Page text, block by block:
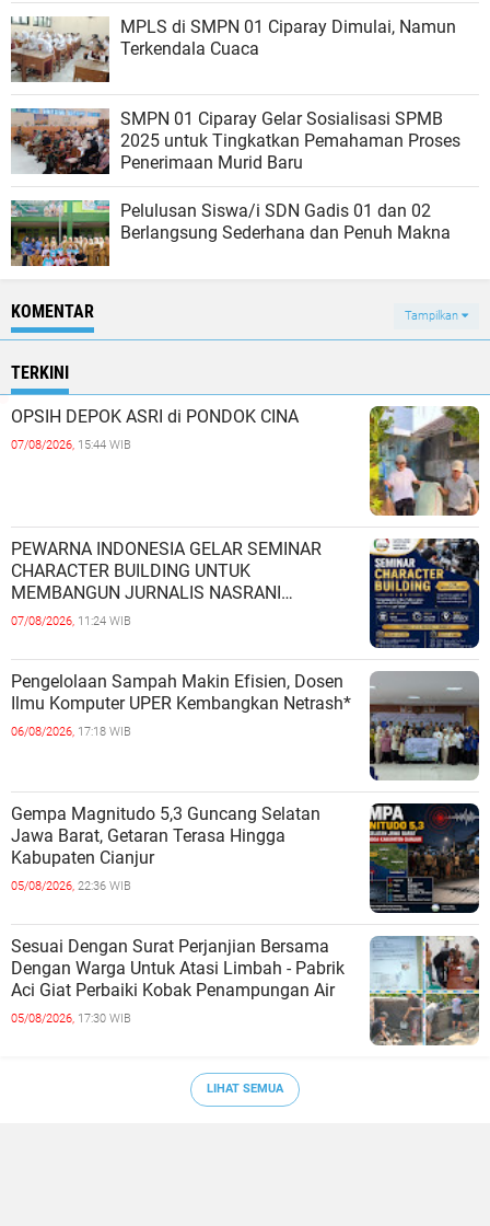
MPLS di SMPN 01 Ciparay Dimulai, Namun
Terkendala Cuaca
SMPN 01 Ciparay Gelar Sosialisasi SPMB
2025 untuk Tingkatkan Pemahaman Proses
Penerimaan Murid Baru
Pelulusan Siswa/i SDN Gadis 01 dan 02
Berlangsung Sederhana dan Penuh Makna
KOMENTAR Tampilkan
TERKINI
OPSIH DEPOK ASRI di PONDOK CINA
07/08/2026, 15:44 WIB
PEWARNA INDONESIA GELAR SEMINAR
CHARACTER BUILDING UNTUK
MEMBANGUN JURNALIS NASRANI
BERINTEGRITAS DAN BERDAMPAK*
07/08/2026, 11:24 WIB
Pengelolaan Sampah Makin Efisien, Dosen
Ilmu Komputer UPER Kembangkan Netrash*
06/08/2026, 17:18 WIB
Gempa Magnitudo 5,3 Guncang Selatan
Jawa Barat, Getaran Terasa Hingga
Kabupaten Cianjur
05/08/2026, 22:36 WIB
Sesuai Dengan Surat Perjanjian Bersama
Dengan Warga Untuk Atasi Limbah - Pabrik
Aci Giat Perbaiki Kobak Penampungan Air
05/08/2026, 17:30 WIB
LIHAT SEMUA